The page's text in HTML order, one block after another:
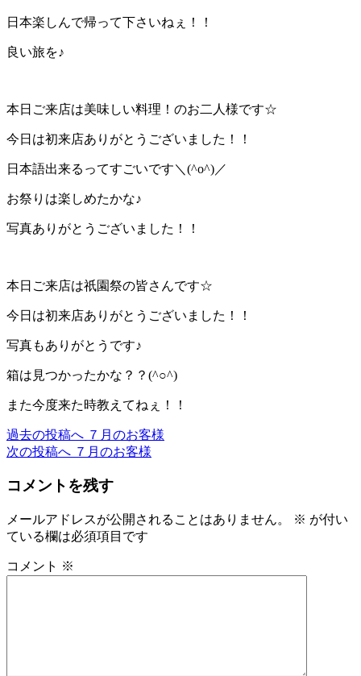
日本楽しんで帰って下さいねぇ！！
良い旅を♪
本日ご来店は美味しい料理！のお二人様です☆
今日は初来店ありがとうございました！！
日本語出来るってすごいです＼(^o^)／
お祭りは楽しめたかな♪
写真ありがとうございました！！
本日ご来店は祇園祭の皆さんです☆
今日は初来店ありがとうございました！！
写真もありがとうです♪
箱は見つかったかな？？(^○^)
また今度来た時教えてねぇ！！
投
稿
ナ
ビ
ゲ
ー
過去の投稿へ ７月のお客様
次の投稿へ ７月のお客様
コメントを残す
メールアドレスが公開されることはありません。 ※ が付い
ている欄は必須項目です
コメント ※